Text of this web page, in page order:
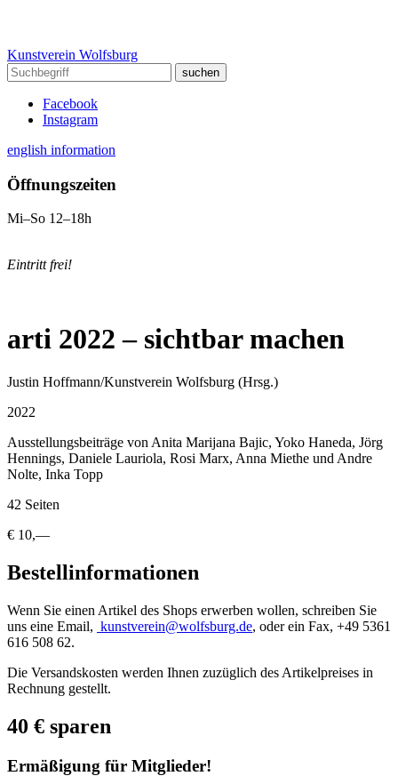
Kunstverein Wolfsburg
Facebook
Instagram
english information
Öffnungszeiten
Mi–So 12–18h
Eintritt frei!
arti 2022 – sichtbar machen
Justin Hoffmann/Kunstverein Wolfsburg (Hrsg.)
2022
Ausstellungsbeiträge von Anita Marijana Bajic, Yoko Haneda, Jörg
Hennings, Daniele Lauriola, Rosi Marx, Anna Miethe und Andre
Nolte, Inka Topp
42 Seiten
€ 10,—
Bestellinformationen
Wenn Sie einen Artikel des Shops erwerben wollen, schreiben Sie
uns eine Email, kunstverein@wolfsburg.de, oder ein Fax, +49 5361
616 508 62.
Die Versandskosten werden Ihnen zuzüglich des Artikelpreises in
Rechnung gestellt.
40 € sparen
Ermäßigung für Mitglieder!